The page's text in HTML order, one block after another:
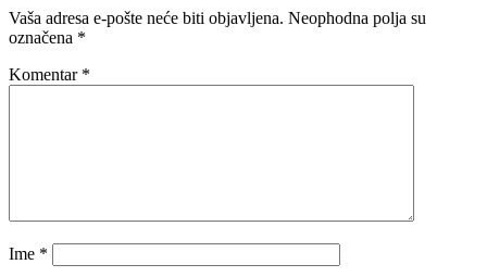
Vaša adresa e-pošte neće biti objavljena. Neophodna polja su
označena *
Komentar *
Ime *